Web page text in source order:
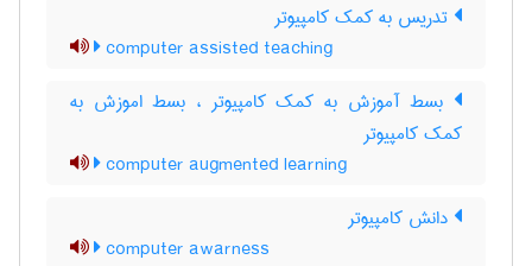
تدریس به کمک کامپیوتر
computer assisted teaching
بسط آموزش به کمک کامپیوتر ، بسط اموزش به
کمک کامپیوتر
computer augmented learning
دانش کامپیوتر
computer awarness